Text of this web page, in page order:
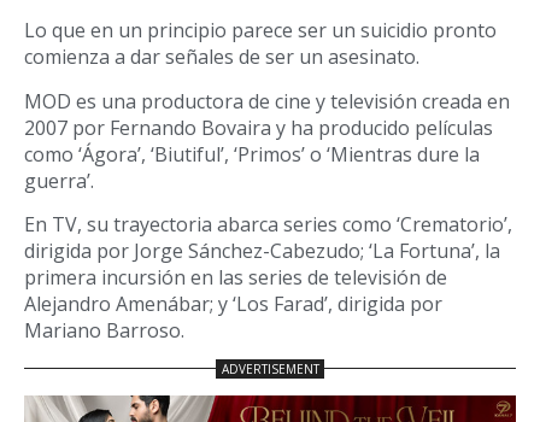
Lo que en un principio parece ser un suicidio pronto
comienza a dar señales de ser un asesinato.
MOD es una productora de cine y televisión creada en
2007 por Fernando Bovaira y ha producido películas
como ‘Ágora’, ‘Biutiful’, ‘Primos’ o ‘Mientras dure la
guerra’.
En TV, su trayectoria abarca series como ‘Crematorio’,
dirigida por Jorge Sánchez-Cabezudo; ‘La Fortuna’, la
primera incursión en las series de televisión de
Alejandro Amenábar; y ‘Los Farad’, dirigida por
Mariano Barroso.